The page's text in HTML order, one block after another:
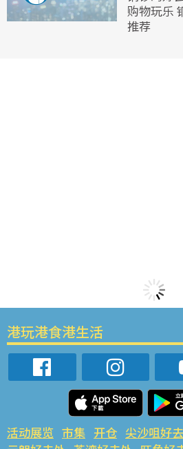
购物玩乐
推荐
港玩港食港生活
活动展览 市集 开仓 尖沙咀好